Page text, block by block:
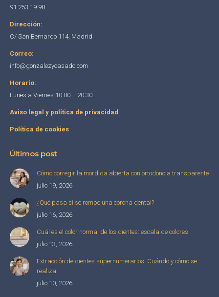
windowwindow
91 253 19 98
Dirección:
C/ San Bernardo 114, Madrid
Correo:
info@gonzalezycasado.com
Horario:
Lunes a Viernes 10:00 – 20:30
Aviso legal y política de privacidad
Política de cookies
Últimos post
Cómo corregir la mordida abierta con ortodoncia transparente
julio 19, 2026
¿Qué pasa si se rompe una corona dental?
julio 16, 2026
Cuál es el color normal de los dientes: escala de colores
julio 13, 2026
Extracción de dientes supernumerarios: Cuándo y cómo se
realiza
julio 10, 2026